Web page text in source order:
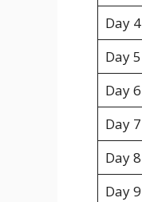
Day 4
Day 5
Day 6
Day 7
Day 8
Day 9